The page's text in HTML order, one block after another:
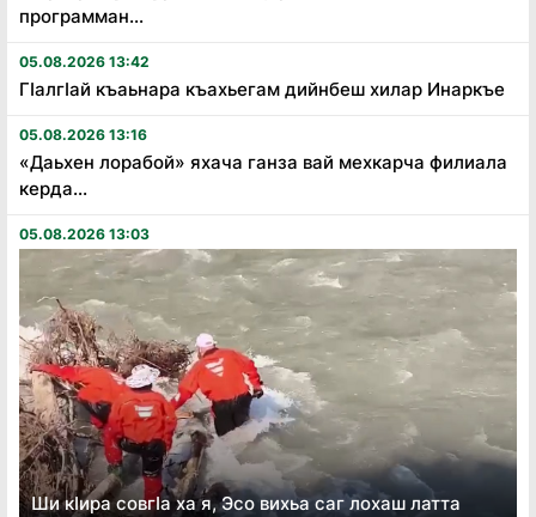
программан...
05.08.2026 13:42
Гӏалгӏай къаьнара къахьегам дийнбеш хилар Инаркъе
05.08.2026 13:16
«Даьхен лорабой» яхача ганза вай мехкарча филиала
керда...
05.08.2026 13:03
Ши кӏира совгӏа ха я, Эсо вихьа саг лохаш латта